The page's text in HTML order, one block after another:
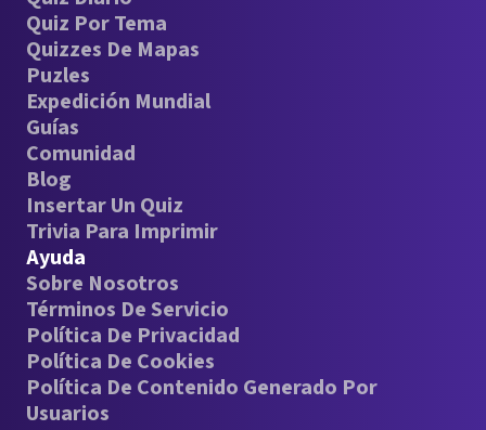
Quiz Por Tema
Quizzes De Mapas
Puzles
Expedición Mundial
Guías
Comunidad
Blog
Insertar Un Quiz
Trivia Para Imprimir
Ayuda
Sobre Nosotros
Términos De Servicio
Política De Privacidad
Política De Cookies
Política De Contenido Generado Por
Usuarios